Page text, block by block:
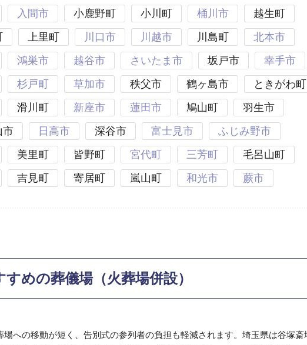
入間市 小鹿野町 小川町 桶川市
越生町
上里町 川口市 川越市 川島町
北本市
鴻巣市 越谷市 さいたま市 坂戸市
幸手市
杉戸町 草加市 秩父市 鶴ヶ島市
ときがわ町
滑川町 新座市 蓮田市 鳩山町
羽生市
市 日高市 深谷市 富士見市
ふじみ野市
美里町 皆野町 宮代町 三芳町
毛呂山町
吉見町 寄居町 嵐山町 和光市 蕨市
すめの葬儀場（火葬場併設）
への移動が短く、告別式の参列者の負担も軽減されます。埼玉県は谷塚斎